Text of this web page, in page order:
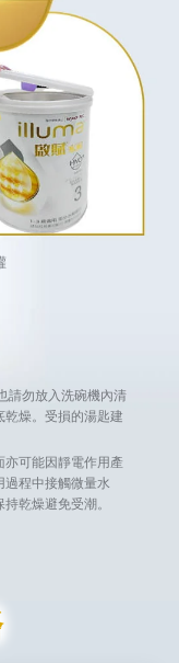
請勿放入洗碗機內清
燥。受損的湯匙建
可能因靜電作用產
程中接觸微量水
乾燥避免受潮。